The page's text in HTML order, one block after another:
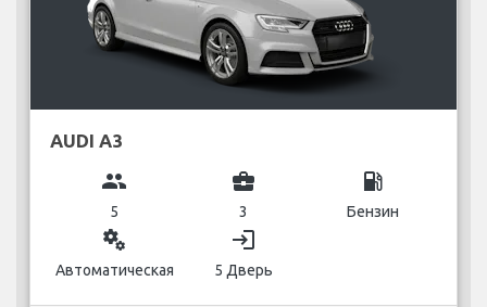
AUDI A3
group
5
business_center
3
local_gas_station
Бензин
miscellaneous_services
Автоматическая
login
5 Дверь